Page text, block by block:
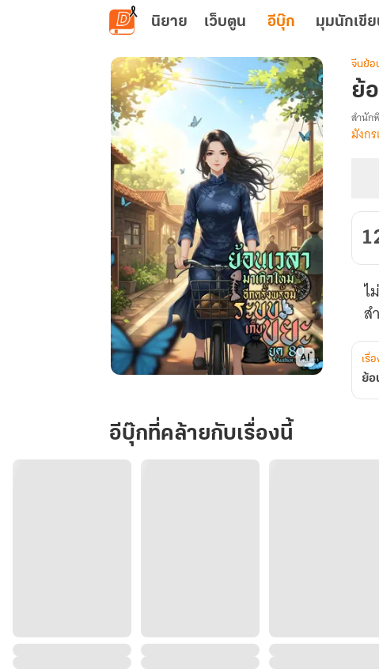
ข้ามไปยังเนื้อหาหลัก
นิยาย เว็บตูน อีบุ๊ก มุมนักเขี
มา
เกิด
ใหม่
จีนย้อ
ย้
เรื่อง
ใหม่
อีก
ครั้ง
พร้อม
เก็บ
ขยะ
80
(มี
สำนั
มังกร
ไ
ส
เรื่
ย้อ
อีบุ๊กที่คล้ายกับเรื่องนี้